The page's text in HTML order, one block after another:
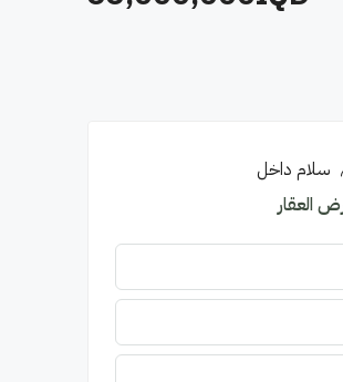
سلام داخل
العقار